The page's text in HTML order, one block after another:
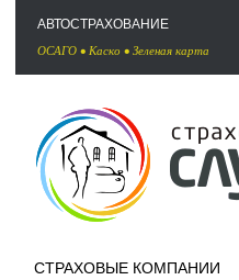
АВТОСТРАХОВАНИЕ
ОСАГО • Каско • Зеленая карта
СТРАХОВЫЕ КОМПАНИИ